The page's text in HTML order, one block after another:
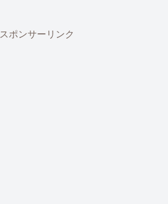
スポンサーリンク